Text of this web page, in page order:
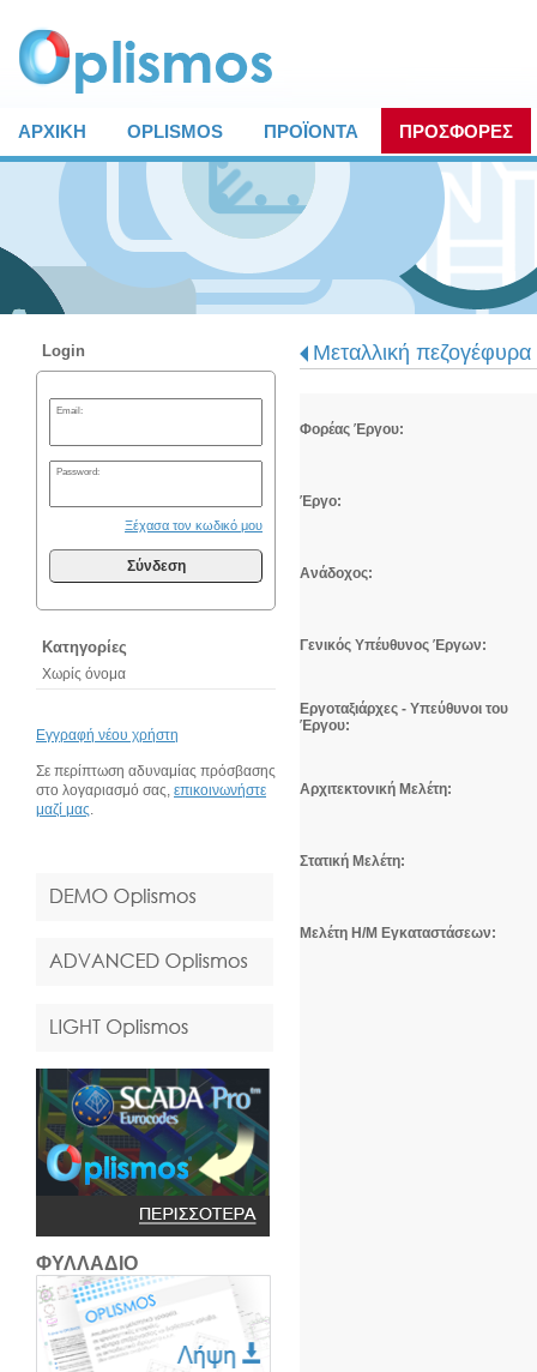
ΑΡΧΙΚΗ OPLISMOS ΠΡΟΪΟΝΤΑ ΠΡΟΣΦΟΡΕΣ
Login
Email:
Password:
Ξέχασα τον κωδικό μου
Σύνδεση
Κατηγορίες
Χωρίς όνομα
Εγγραφή νέου χρήστη
Σε περίπτωση αδυναμίας πρόσβασης
στο λογαριασμό σας, επικοινωνήστε
μαζί μας.
ΦΥΛΛΑΔΙΟ
Μεταλλική
Φορέας Έργου:
Έργο:
Ανάδοχος:
Γενικός Υπέυθυνος Έργων:
Εργοταξιάρχες - Υπεύθυνοι του
Έργου:
Αρχιτεκτονική Μελέτη:
Στατική Μελέτη:
Μελέτη Η/Μ Εγκαταστάσεων: